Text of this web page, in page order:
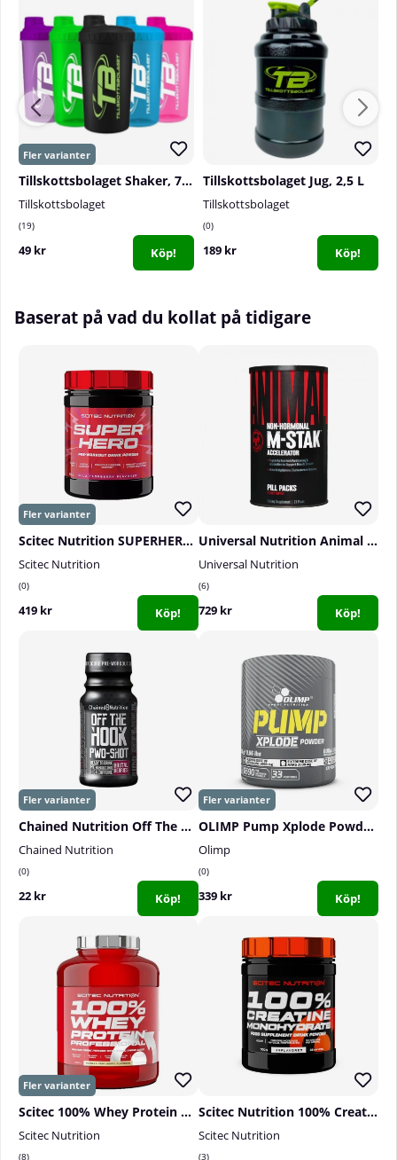
Tillskottsbolaget Shaker, 700 ml
Tillskottsbolaget
19
49 kr Köp!
Tillskottsbolaget Jug, 2,5 L
Tillskottsbolaget
0
189 kr Köp!
Baserat på vad du kollat på tidigare
Scitec Nutrition SUPERHERO Pre-Workout, 285 g
Scitec Nutrition
0
419 kr Köp!
Universal Nutrition Animal M-Stak, 21-pack
Universal Nutrition
6
729 kr Köp!
Chained Nutrition Off The Hook PWO-Shot, 60 ml
Chained Nutrition
0
22 kr Köp!
OLIMP Pump Xplode Powder, 300 g
Olimp
0
339 kr Köp!
Scitec 100% Whey Protein Professional, 2350 g
Scitec Nutrition
8
Scitec Nutrition 100% Creatine Monohydrate, 300 g
Scitec Nutrition
3